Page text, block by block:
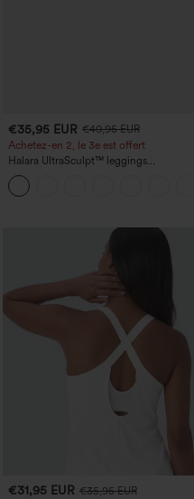
€35,95 EUR €40,95 EUR
Achetez-en 2, le 3e est offert
Halara UltraSculpt™ leggings
d'entraînement taille haute — fronces
liftantes pour le fessier, maintien gainant
du ventre et poche
€31,95 EUR €35,95 EUR